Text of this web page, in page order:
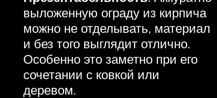
выложенную ограду из кирпича
можно не отделывать, материал
и без того выглядит отлично.
Особенно это заметно при его
сочетании с ковкой или
деревом.